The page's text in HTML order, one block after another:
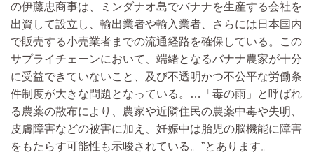
の伊藤忠商事は、ミンダナオ島でバナナを生産する会社を
出資して設立し、輸出業者や輸入業者、さらには日本国内
で販売する小売業者までの流通経路を確保している。この
サプライチェーンにおいて、端緒となるバナナ農家が十分
に受益できていないこと、及び不透明かつ不公平な労働条
件制度が大きな問題となっている。…「毒の雨」と呼ばれ
る農薬の散布により、農家や近隣住民の農薬中毒や失明、
皮膚障害などの被害に加え、妊娠中は胎児の脳機能に障害
をもたらす可能性も示唆されている。”とあります。